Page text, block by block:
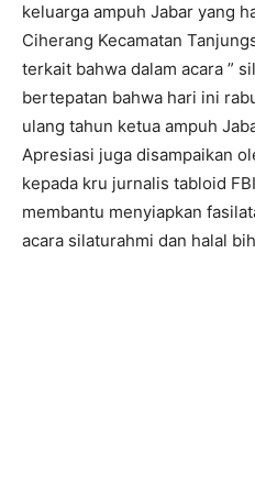
keluarga ampuh Jabar yang
Ciherang Kecamatan
terkait bahwa dalam acara ”
bertepatan bahwa hari ini
ulang tahun ketua ampuh
Apresiasi juga disampaikan
kepada kru jurnalis tabloid
membantu menyiapkan
acara silaturahmi dan halal